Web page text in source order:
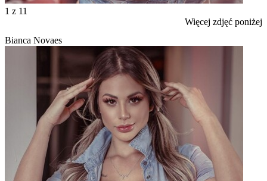
1 z 11
Więcej zdjęć poniżej
Bianca Novaes